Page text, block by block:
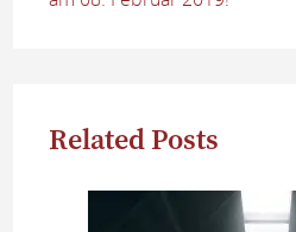
Related Posts